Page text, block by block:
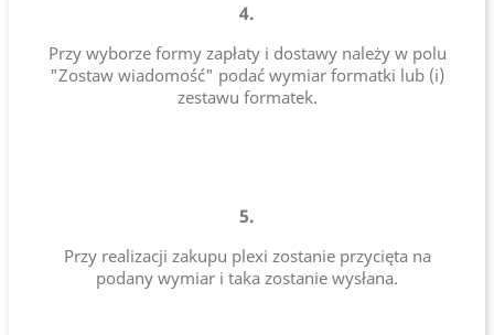
4.
Przy wyborze formy zapłaty i dostawy należy w polu
"Zostaw wiadomość" podać wymiar formatki lub (i)
zestawu formatek.
5.
Przy realizacji zakupu plexi zostanie przycięta na
podany wymiar i taka zostanie wysłana.